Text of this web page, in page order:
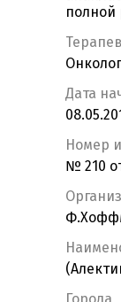
полной
Дата
Номер
№ 210